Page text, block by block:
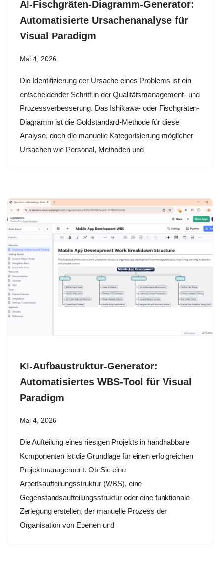
AI-Fischgräten-Diagramm-Generator:
Automatisierte Ursachenanalyse für
Visual Paradigm
Mai 4, 2026
Die Identifizierung der Ursache eines Problems ist ein
entscheidender Schritt in der Qualitätsmanagement- und
Prozessverbesserung. Das Ishikawa- oder Fischgräten-
Diagramm ist die Goldstandard-Methode für diese
Analyse, doch die manuelle Kategorisierung möglicher
Ursachen wie Personal, Methoden und
KI-Aufbaustruktur-Generator:
Automatisiertes WBS-Tool für Visual
Paradigm
Mai 4, 2026
Die Aufteilung eines riesigen Projekts in handhabbare
Komponenten ist die Grundlage für einen erfolgreichen
Projektmanagement. Ob Sie eine
Arbeitsaufteilungsstruktur (WBS), eine
Gegenstandsaufteilungsstruktur oder eine funktionale
Zerlegung erstellen, der manuelle Prozess der
Organisation von Ebenen und